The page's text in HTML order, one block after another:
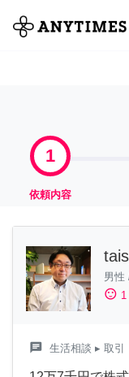
全て
1
依頼内容
男性
sentiment_satisfied 1
chat 生活相談 ▸ 取引